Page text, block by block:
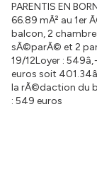
PARENTIS EN
66.89 mÂ² au 1er
balcon, 2
sÃ©parÃ© et 2
19/12Loyer :
euros soit
la rÃ©daction du
: 549 euros